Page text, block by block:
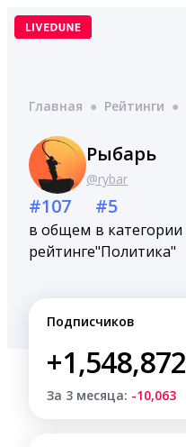
Перейти
Главная ● Рейтинги ●
Рыбарь
@rybar
#107
в общем
рейтинге
#5
в категории
"Политика"
Подписчиков
+1,548,872
За 3 месяца: -10,063